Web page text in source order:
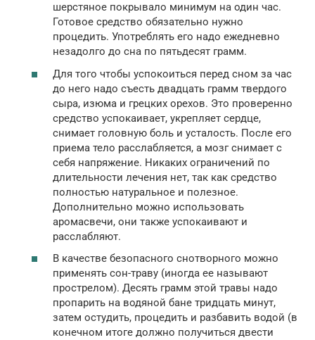
шерстяное покрывало минимум на один час.
Готовое средство обязательно нужно
процедить. Употреблять его надо ежедневно
незадолго до сна по пятьдесят грамм.
Для того чтобы успокоиться перед сном за час
до него надо съесть двадцать грамм твердого
сыра, изюма и грецких орехов. Это проверенно
средство успокаивает, укрепляет сердце,
снимает головную боль и усталость. После его
приема тело расслабляется, а мозг снимает с
себя напряжение. Никаких ограничений по
длительности лечения нет, так как средство
полностью натуральное и полезное.
Дополнительно можно использовать
аромасвечи, они также успокаивают и
расслабляют.
В качестве безопасного снотворного можно
применять сон-траву (иногда ее называют
прострелом). Десять грамм этой травы надо
пропарить на водяной бане тридцать минут,
затем остудить, процедить и разбавить водой (в
конечном итоге должно получиться двести